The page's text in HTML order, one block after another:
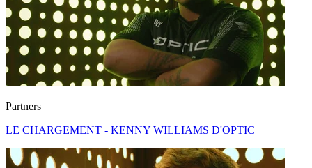
Partners
LE CHARGEMENT - KENNY WILLIAMS D'OPTIC